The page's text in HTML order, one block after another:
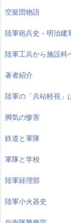
空挺団物語
陸軍砲兵史－明治建
陸軍工兵から施設科
著者紹介
陸軍の「兵站軽視」
脚気の惨害
鉄道と軍隊
軍隊と学校
陸軍経理部
陸軍小火器史